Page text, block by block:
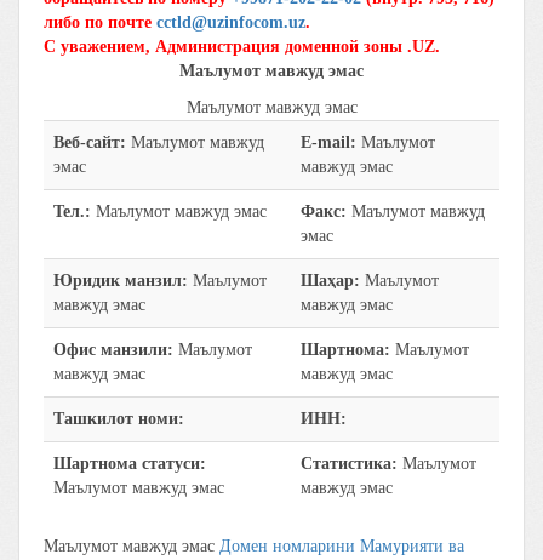
либо по почте cctld@uzinfocom.uz.
С уважением, Администрация доменной зоны .UZ.
Маълумот мавжуд эмас
Маълумот мавжуд эмас
Веб-сайт: Маълумот мавжуд
эмас
E-mail: Маълумот
мавжуд эмас
Тел.: Маълумот мавжуд эмас Факс: Маълумот мавжуд
эмас
Юридик манзил: Маълумот
мавжуд эмас
Шаҳар: Маълумот
мавжуд эмас
Офис манзили: Маълумот
мавжуд эмас
Шартнома: Маълумот
мавжуд эмас
Ташкилот номи: ИНН:
Шартнома статуси:
Маълумот мавжуд эмас
Статистика: Маълумот
мавжуд эмас
Маълумот мавжуд эмас Домен номларини Мамурияти ва